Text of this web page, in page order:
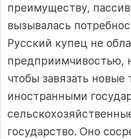
преимуществу,
вызывалась
Русский купец не
предприимчивостью,
чтобы завязать
иностранными
государство. Оно